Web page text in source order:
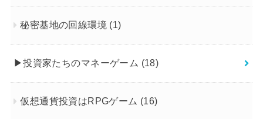
秘密基地の回線環境 (1)
▶︎投資家たちのマネーゲーム (18)
仮想通貨投資はRPGゲーム (16)